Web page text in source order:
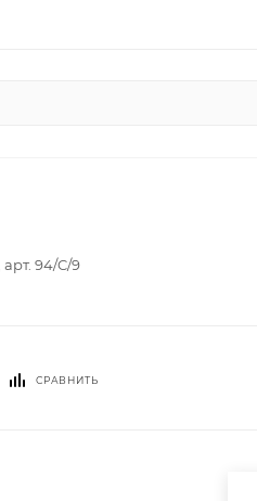
94/C/9
СРАВНИТЬ